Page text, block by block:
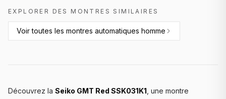
EXPLORER DES MONTRES SIMILAIRES
Voir toutes les montres automatiques homme
Découvrez la Seiko GMT Red SSK031K1 , une montre